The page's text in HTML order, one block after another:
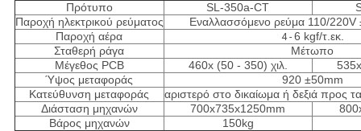
Πρότυπο
SL-350a-CT
Παροχή ηλεκτρικού ρεύματος
Εναλλασσόμενο ρεύμα 110/220V
Παροχή αέρα
4 - 6 kgf/τ.εκ.
Σταθερή ράγα
Μέτωπο
Μέγεθος PCB
460x (50 - 350) χιλ.
Ύψος μεταφοράς
920 ±50mm
Κατεύθυνση μεταφοράς
αριστερό στο δικαίωμα ή δεξιά προς
Διάσταση μηχανών
700x735x1250mm
Βάρος μηχανών
150kg